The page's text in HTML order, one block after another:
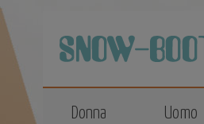
top
Donna Uomo